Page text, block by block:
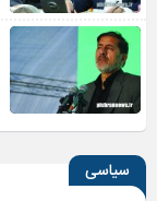
سیاسی